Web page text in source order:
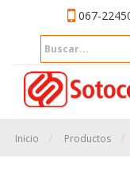
067-
Inicio Productos